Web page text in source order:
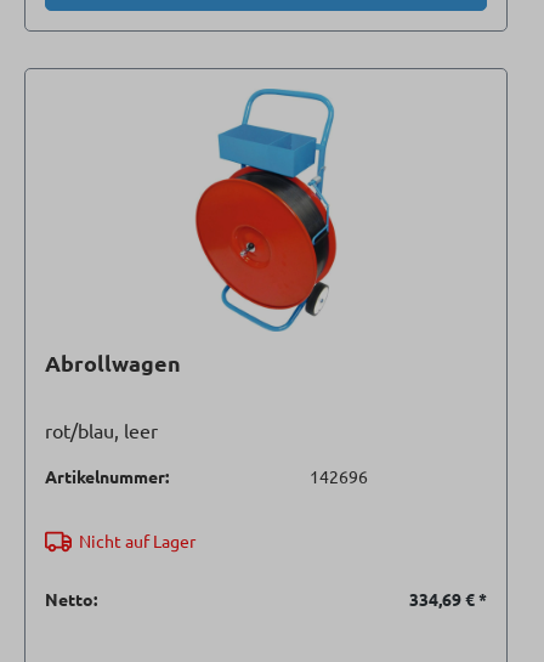
Abrollwagen
rot/blau, leer
Artikelnummer: 142696
Nicht auf Lager
Netto: 334,69 €*